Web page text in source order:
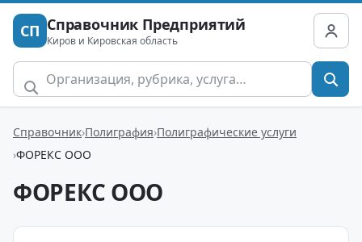
СП Справочник Предприятий
Киров и Кировская область
Справочник Полиграфия Полиграфические услуги
ФОРЕКС ООО
ФОРЕКС ООО